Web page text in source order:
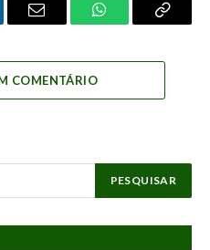
Email WhatsAppCopy
COMENTÁRIO